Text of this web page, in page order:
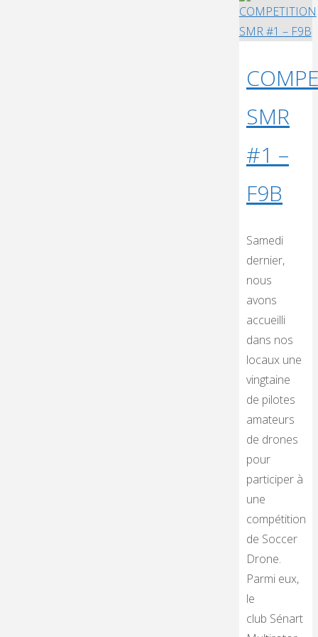
SMR
#1 –
F9B
Samedi
dernier,
nous
avons
accueilli
dans nos
locaux une
vingtaine
de pilotes
amateurs
de drones
pour
participer à
une
compétition
de Soccer
Drone.
Parmi eux,
le
club Sénart